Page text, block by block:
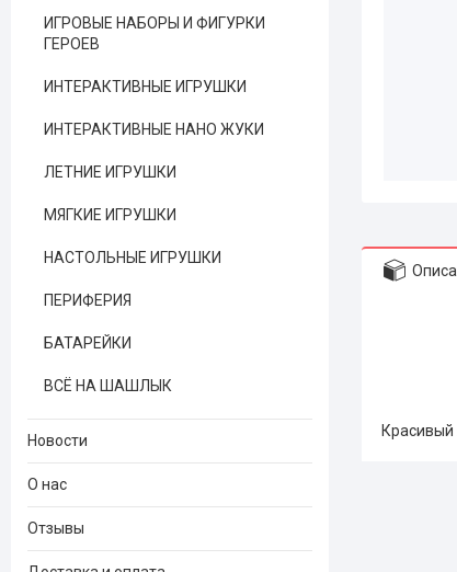
Красивый
ИГРОВЫЕ НАБОРЫ И ФИГУРКИ
ГЕРОЕВ
ИНТЕРАКТИВНЫЕ ИГРУШКИ
ИНТЕРАКТИВНЫЕ НАНО ЖУКИ
ЛЕТНИЕ ИГРУШКИ
МЯГКИЕ ИГРУШКИ
НАСТОЛЬНЫЕ ИГРУШКИ
ПЕРИФЕРИЯ
БАТАРЕЙКИ
ВСЁ НА ШАШЛЫК
Новости
О нас
Отзывы